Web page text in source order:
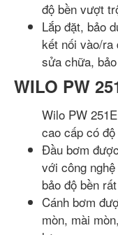
độ bền vượt
Lắp đặt, bảo
kết nối vào/ra
sửa chữa,
WILO PW
Wilo PW
cao cấp có
Đầu bơm
với công
bảo độ bền
Cánh bơm
mòn, mài